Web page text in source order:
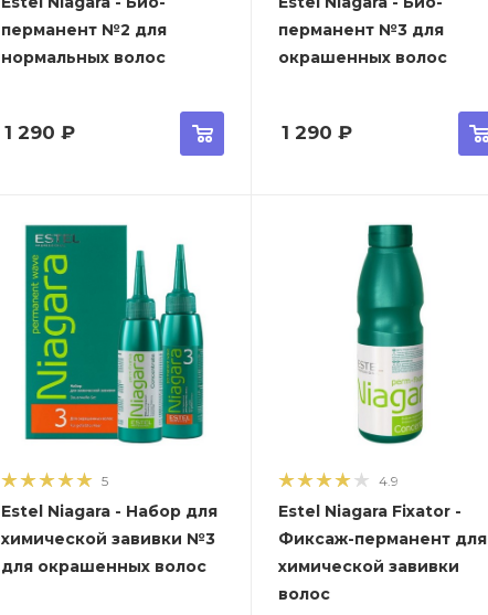
перманент №2 для
нормальных волос
1 290 ₽
перманент №3 для
окрашенных волос
1 290 ₽
5
Estel Niagara - Набор для
химической завивки №3
для окрашенных волос
4.9
Estel Niagara Fixator -
Фиксаж-перманент для
химической завивки
волос